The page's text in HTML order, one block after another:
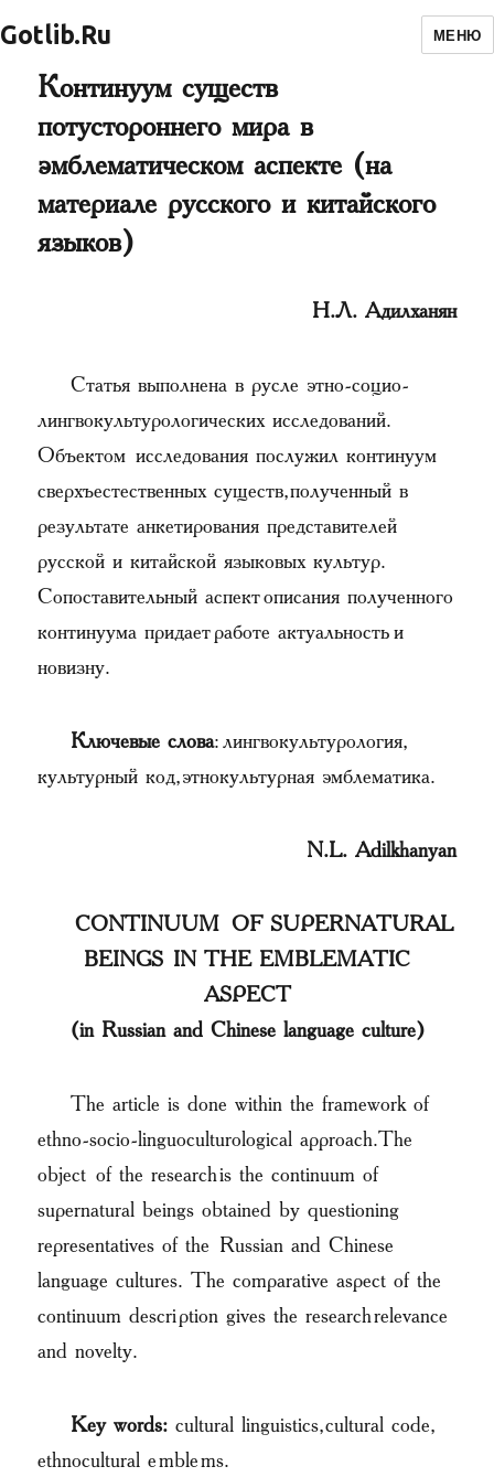
Gotlib.Ru МЕНЮ
Континуум существ
потустороннего мира в
эмблематическом аспекте (на
материале русского и китайского
языков)
Н.Л. Адилханян
Статья выполнена в русле этно-социо-
лингвокультурологических исследований.
Объектом исследования послужил континуум
сверхъестественных существ, полученный в
результате анкетирования представителей
русской и китайской языковых культур.
Сопоставительный аспект описания полученного
континуума придает работе актуальность и
новизну.
Ключевые слова: лингвокультурология,
культурный код, этнокультурная эмблематика.
N.L. Adilkhanyan
CONTINUUM OF SUPERNATURAL
BEINGS IN THE EMBLEMATIC
ASPECT
(in Russian and Chinese language culture)
The article is done within the framework of
ethno-socio-linguoculturological approach.The
object of the research is the continuum of
supernatural beings obtained by questioning
representatives of the Russian and Chinese
language cultures. The comparative aspect of the
continuum description gives the research relevance
and novelty.
Key words: cultural linguistics, cultural code,
ethnocultural emblems.